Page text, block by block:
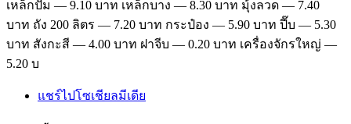
เหล็กปั๊ม — 9.10 บาท เหล็กบาง — 8.30 บาท มุ้งลวด — 7.40
บาท ถัง 200 ลิตร — 7.20 บาท กระป๋อง — 5.90 บาท ปี๊บ — 5.30
บาท สังกะสี — 4.00 บาท ฝาจีบ — 0.20 บาท เครื่องจักรใหญ่ —
5.20 บ
แชร์ไปโซเชียลมีเดีย